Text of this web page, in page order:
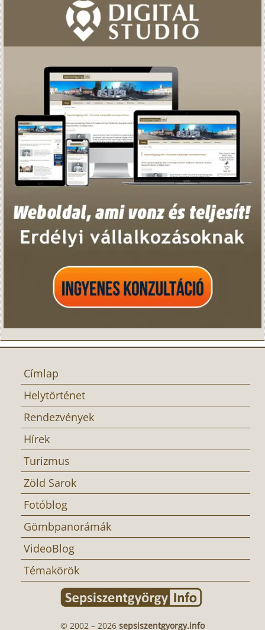
Címlap
Helytörténet
Rendezvények
Hírek
Turizmus
Zöld Sarok
Fotóblog
Gömbpanorámák
VideoBlog
Témakörök
© 2002 – 2026 sepsiszentgyorgy.info